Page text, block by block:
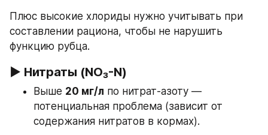
Плюс высокие хлориды нужно учитывать при
составлении рациона, чтобы не нарушить
функцию рубца.
▶ Нитраты (NO₃-N)
Выше 20 мг/л по нитрат-азоту —
потенциальная проблема (зависит от
содержания нитратов в кормах).